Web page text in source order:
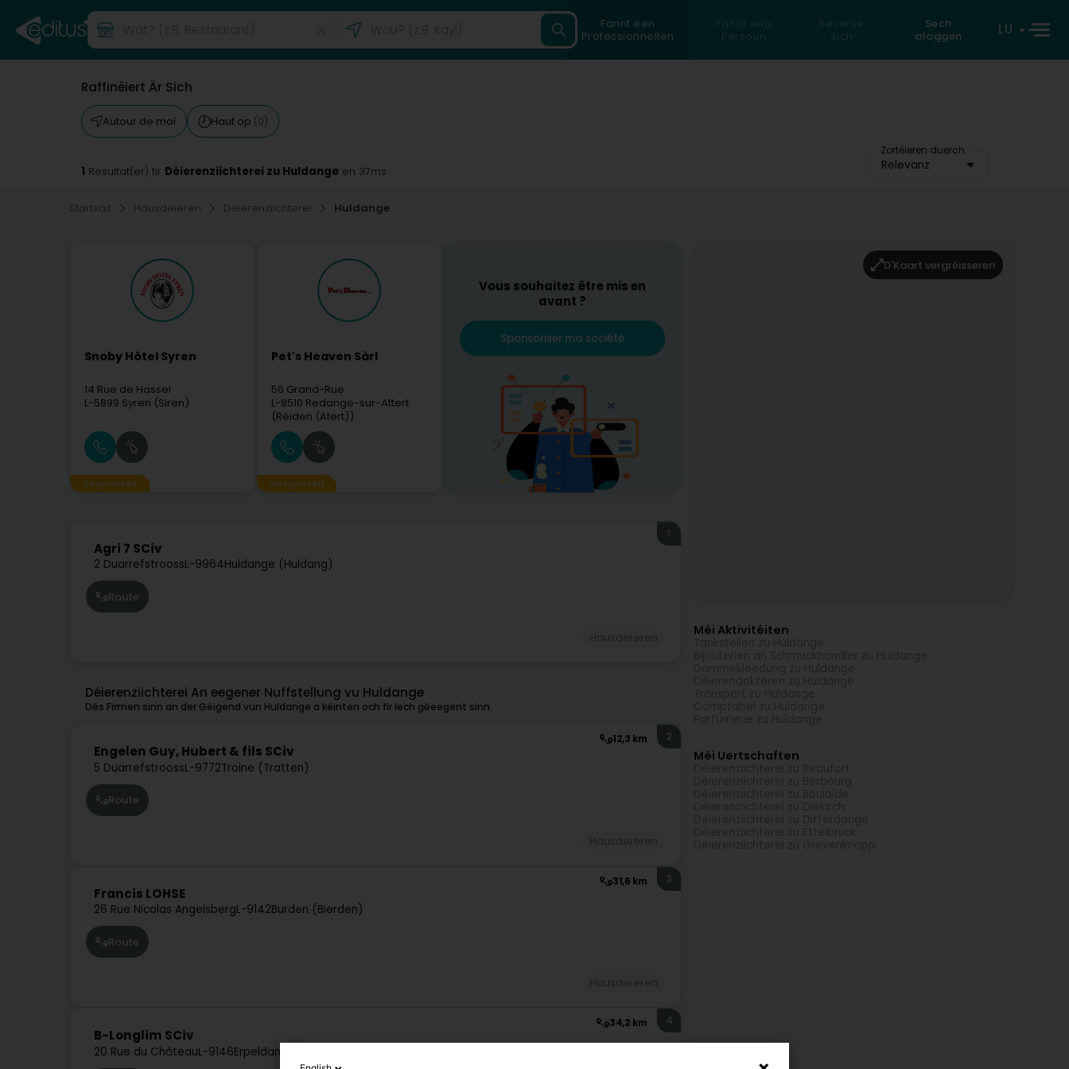
Fannt een
Professionnellen
Fannt eng
Persoun
Reverse
Sich
Sech
aloggen
LU
Raffinéiert Är Sich
Autour de moi Haut op (0)
Zortéieren duerch
Relevanz
1 Resultat(er) fir Déierenziichterei zu Huldange en 37ms
Startsäit Hausdeieren Déierenziichterei Huldange
Snoby Hôtel Syren
14 Rue de Hassel
L-5899 Syren (Siren)
Gesponsert
Pet's Heaven Sàrl
56 Grand-Rue
L-8510 Redange-sur-Attert
(Réiden (Atert))
Gesponsert
Vous souhaitez être mis en
avant ?
Sponsoriser ma société
Agri 7 SCiv
2 DuarrefstroossL-9964Huldange (Huldang)
1
Route
Déierenziichterei An eegener Nuffstellung vu Huldange
Dës Firmen sinn an der Géigend vun Huldange a kéinten och fir Iech gëeegent sinn.
12,3 km
Engelen Guy, Hubert & fils SCiv
5 DuarrefstroossL-9772Troine (Tratten)
2
Route
31,6 km
Francis LOHSE
26 Rue Nicolas AngelsbergL-9142Burden (Bierden)
3
Route
34,2 km
B-Longlim SCiv
20 Rue du ChâteauL-9146Erpeldange-sur-Sûre (Ierpeldeng/Sauer)
4
D'Kaart vergréisseren
Méi Aktivitéiten
Méi Uertschaften